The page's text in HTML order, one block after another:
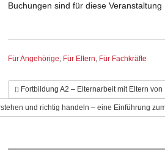
Buchungen sind für diese Veranstaltung
Kategorie
Für Angehörige, Für Eltern, Für Fachkräfte
Fortbildung A2 – Elternarbeit mit Eltern
und richtig handeln – eine Einführung